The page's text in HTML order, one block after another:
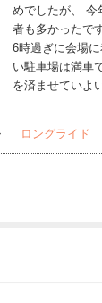
めでしたが、 今
者も多かったで
6時過ぎに会場
い駐車場は満車
を済ませていよ
ロングライド